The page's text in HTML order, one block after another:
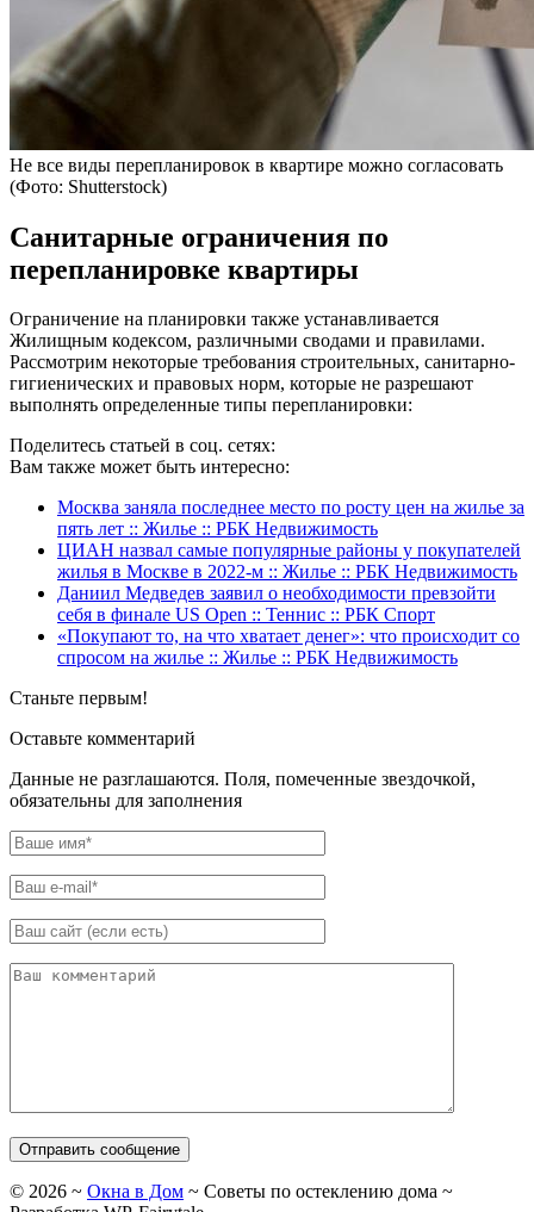
Не все виды перепланировок в квартире можно согласовать
(Фото: Shutterstock)
Санитарные ограничения по
перепланировке квартиры
Ограничение на планировки также устанавливается
Жилищным кодексом, различными сводами и правилами.
Рассмотрим некоторые требования строительных, санитарно-
гигиенических и правовых норм, которые не разрешают
выполнять определенные типы перепланировки:
Поделитесь статьей в соц. сетях:
Вам также может быть интересно:
Москва заняла последнее место по росту цен на жилье за
пять лет :: Жилье :: РБК Недвижимость
ЦИАН назвал самые популярные районы у покупателей
жилья в Москве в 2022-м :: Жилье :: РБК Недвижимость
Даниил Медведев заявил о необходимости превзойти
себя в финале US Open :: Теннис :: РБК Спорт
«Покупают то, на что хватает денег»: что происходит со
спросом на жилье :: Жилье :: РБК Недвижимость
Станьте первым!
Оставьте комментарий
Данные не разглашаются. Поля, помеченные звездочкой,
обязательны для заполнения
© 2026 ~ Окна в Дом ~ Советы по остеклению дома ~